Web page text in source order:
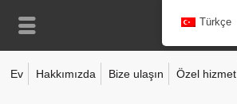
Ev Hakkımızda Bize ulaşın Özel hizmet
Türkçe